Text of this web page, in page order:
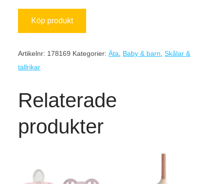
Köp produkt
Artikelnr: 178169 Kategorier:Äta Baby & barn ,Skålar &
tallrikar
Relaterade
produkter